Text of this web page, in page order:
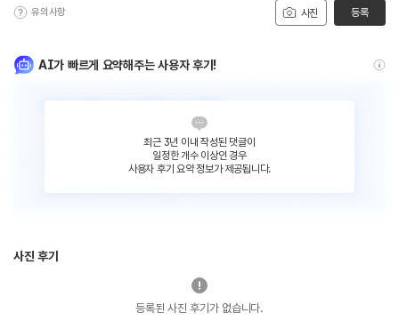
사진
유의사항 등록
AI가 빠르게 요약해주는 사용자 후기!
최근 3년 이내 작성된 댓글이
일정한 개수 이상인 경우
사용자 후기 요약 정보가 제공됩니다.
사진 후기
등록된 사진 후기가 없습니다.